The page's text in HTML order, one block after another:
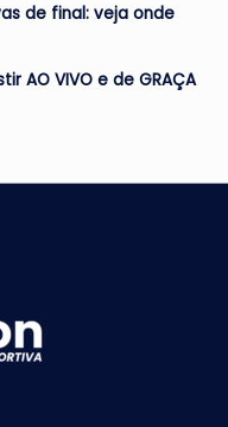
de final: veja onde
AO VIVO e de GRAÇA